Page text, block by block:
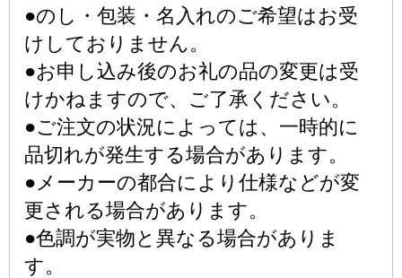
●のし・包装・名入れのご希望はお受
けしておりません。
●お申し込み後のお礼の品の変更は受
けかねますので、ご了承ください。
●ご注文の状況によっては、一時的に
品切れが発生する場合があります。
●メーカーの都合により仕様などが変
更される場合があります。
●色調が実物と異なる場合がありま
す。